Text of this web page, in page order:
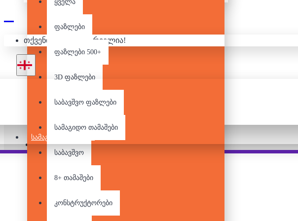
ᲡᲐᲛᲐᲒᲘᲓᲝ ᲗᲐᲛᲐᲨᲔᲑᲘ
ყველა
ფაზლები
ფაზლები 500+
3D ფაზლები
საბავშვო ფაზლები
სამაგიდო თამაშები
საბავშვო
8+ თამაშები
კონსტრუქტორები
თქვენი კალათა ცარიელია!ᲚᲔᲒᲝ/ᲙᲝᲜᲡᲢᲠᲣᲥᲢᲝᲠᲘ -
Pair it With